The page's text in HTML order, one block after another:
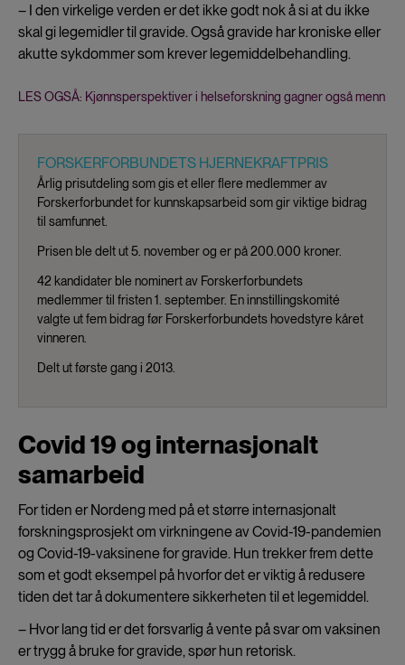
– I den virkelige verden er det ikke godt nok å si at du ikke
skal gi legemidler til gravide. Også gravide har kroniske eller
akutte sykdommer som krever legemiddelbehandling.
LES OGSÅ: Kjønnsperspektiver i helseforskning gagner også menn
FORSKERFORBUNDETS HJERNEKRAFTPRIS
Årlig prisutdeling som gis et eller flere medlemmer av
Forskerforbundet for kunnskapsarbeid som gir viktige bidrag
til samfunnet.
Prisen ble delt ut 5. november og er på 200.000 kroner.
42 kandidater ble nominert av Forskerforbundets
medlemmer til fristen 1. september. En innstillingskomité
valgte ut fem bidrag før Forskerforbundets hovedstyre kåret
vinneren.
Delt ut første gang i 2013.
Covid 19 og internasjonalt
samarbeid
For tiden er Nordeng med på et større internasjonalt
forskningsprosjekt om virkningene av Covid-19-pandemien
og Covid-19-vaksinene for gravide. Hun trekker frem dette
som et godt eksempel på hvorfor det er viktig å redusere
tiden det tar å dokumentere sikkerheten til et legemiddel.
– Hvor lang tid er det forsvarlig å vente på svar om vaksinen
er trygg å bruke for gravide, spør hun retorisk.